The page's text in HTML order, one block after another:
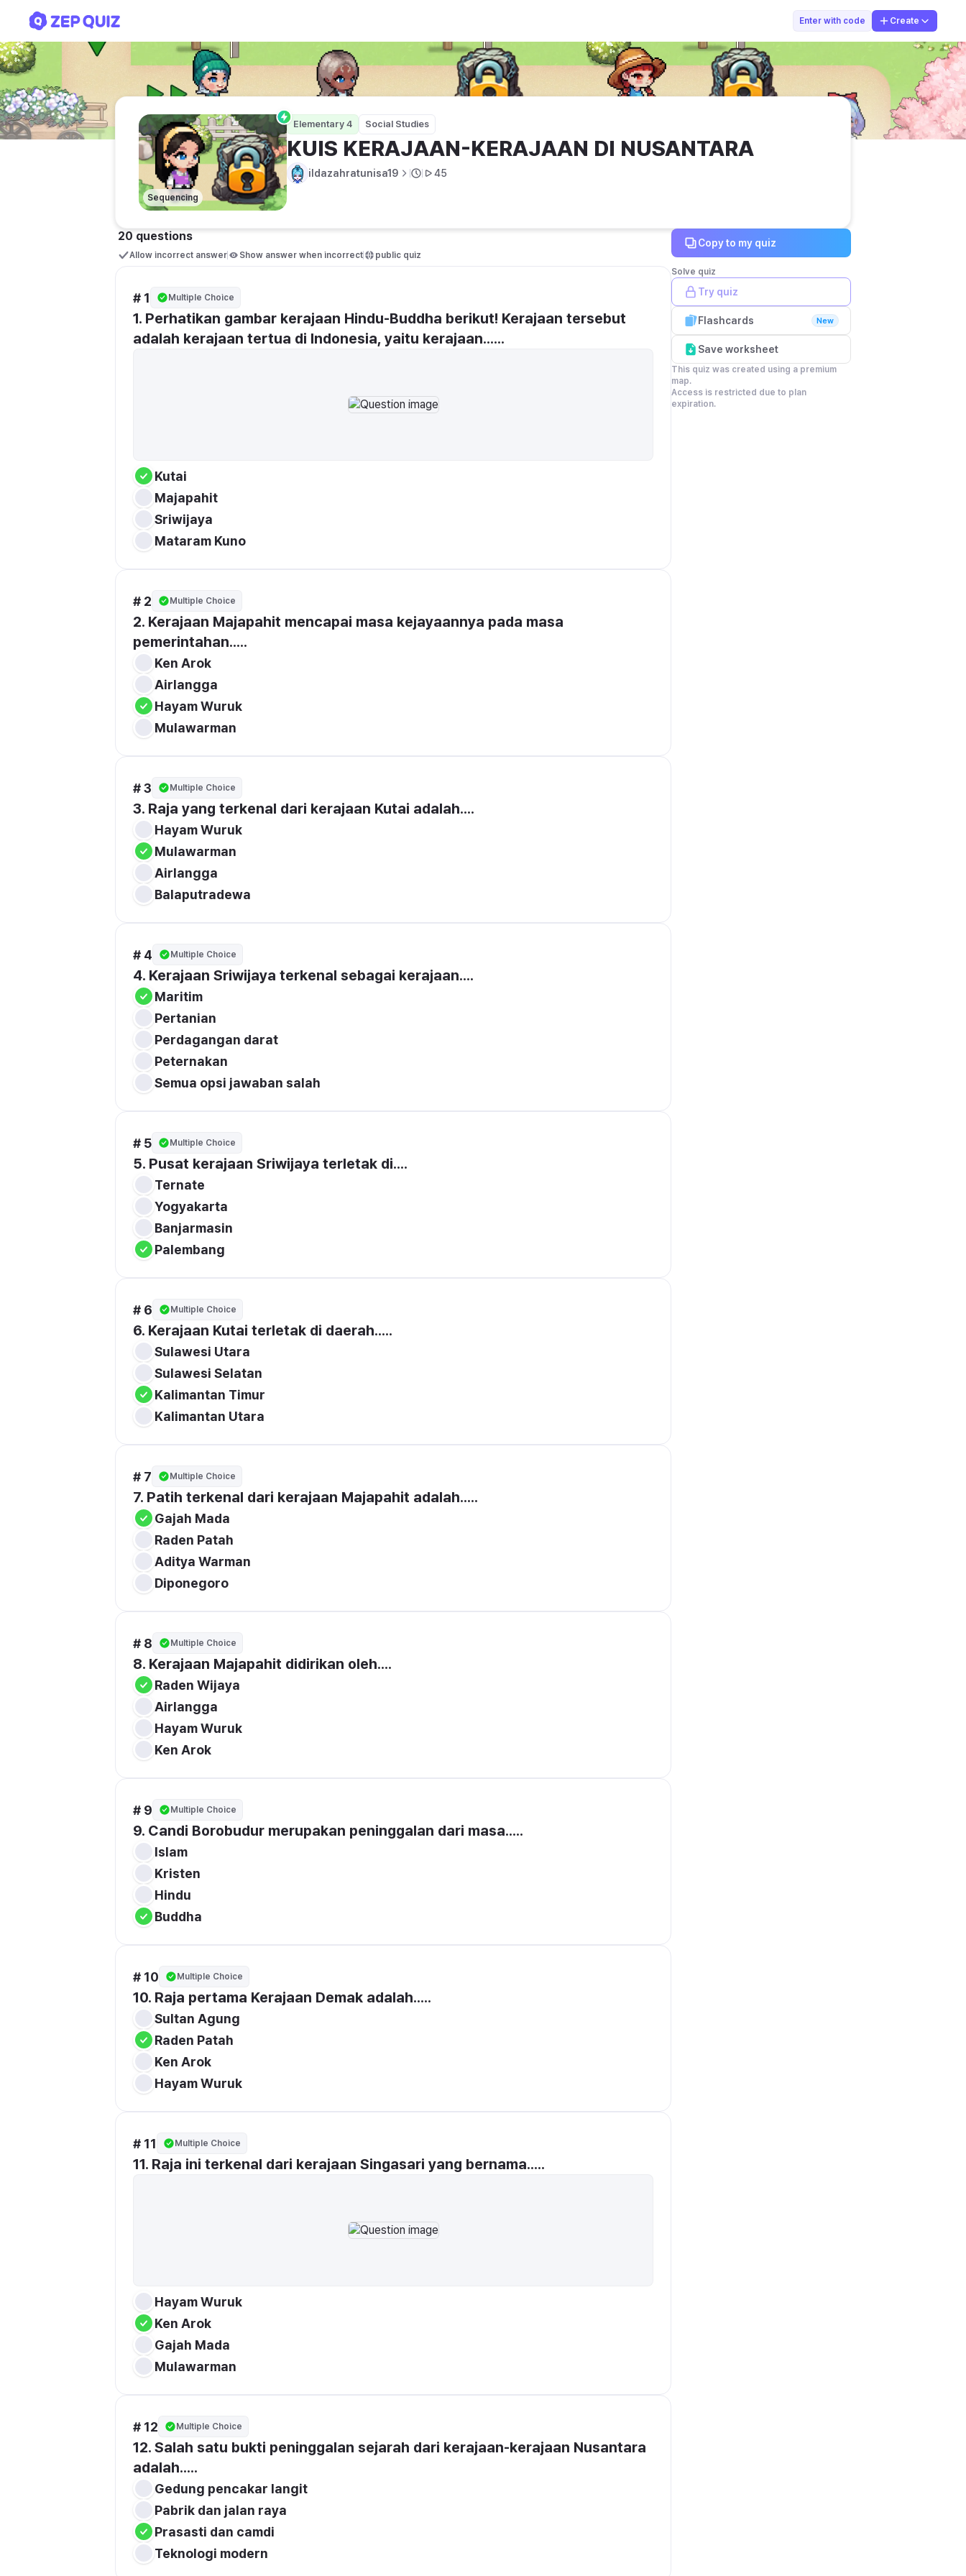
Enter with code Create
ildazahratunisa19
Sequencing
Elementary 4 Social Studies
KUIS KERAJAAN-KERAJAAN DI NUSANTARA
ildazahratunisa19 45
20 questions
Allow incorrect answer Show answer when incorrect public quiz
# 1 Multiple Choice
1. Perhatikan gambar kerajaan Hindu-Buddha berikut! Kerajaan tersebut
adalah kerajaan tertua di Indonesia, yaitu kerajaan......
Kutai
Majapahit
Sriwijaya
Mataram Kuno
# 2 Multiple Choice
2. Kerajaan Majapahit mencapai masa kejayaannya pada masa
pemerintahan.....
Ken Arok
Airlangga
Hayam Wuruk
Mulawarman
# 3 Multiple Choice
3. Raja yang terkenal dari kerajaan Kutai adalah....
Hayam Wuruk
Mulawarman
Airlangga
Balaputradewa
# 4 Multiple Choice
4. Kerajaan Sriwijaya terkenal sebagai kerajaan....
Maritim
Pertanian
Perdagangan darat
Peternakan
Semua opsi jawaban salah
# 5 Multiple Choice
5. Pusat kerajaan Sriwijaya terletak di....
Ternate
Yogyakarta
Banjarmasin
Palembang
# 6 Multiple Choice
6. Kerajaan Kutai terletak di daerah.....
Sulawesi Utara
Sulawesi Selatan
Kalimantan Timur
Kalimantan Utara
# 7 Multiple Choice
7. Patih terkenal dari kerajaan Majapahit adalah.....
Gajah Mada
Raden Patah
Aditya Warman
Diponegoro
# 8 Multiple Choice
8. Kerajaan Majapahit didirikan oleh....
Raden Wijaya
Airlangga
Hayam Wuruk
Ken Arok
# 9 Multiple Choice
9. Candi Borobudur merupakan peninggalan dari masa.....
Islam
Kristen
Hindu
Buddha
# 10 Multiple Choice
10. Raja pertama Kerajaan Demak adalah.....
Sultan Agung
Raden Patah
Ken Arok
Hayam Wuruk
# 11 Multiple Choice
11. Raja ini terkenal dari kerajaan Singasari yang bernama.....
Hayam Wuruk
Ken Arok
Gajah Mada
Mulawarman
# 12 Multiple Choice
12. Salah satu bukti peninggalan sejarah dari kerajaan-kerajaan Nusantara
adalah.....
Gedung pencakar langit
Pabrik dan jalan raya
Prasasti dan camdi
Teknologi modern
Copy to my quiz
Solve quiz
Try quiz
Flashcards New
Save worksheet
This quiz was created using a premium
map.
Access is restricted due to plan
expiration.